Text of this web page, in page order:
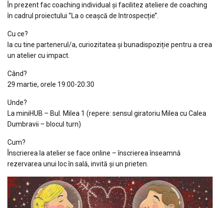
În prezent fac coaching individual și facilitez ateliere de coaching
în cadrul proiectului ’’La o ceașcă de Introspecție’’.
Cu ce?
Ia cu tine partenerul/a, curiozitatea și bunadispoziție pentru a crea
un atelier cu impact.
Când?
29 martie, orele 19:00-20:30
Unde?
La miniHUB – Bul. Milea 1 (repere: sensul giratoriu Milea cu Calea
Dumbravii – blocul turn)
Cum?
Înscrierea la atelier se face online – înscrierea înseamnă
rezervarea unui loc în sală, invită și un prieten.